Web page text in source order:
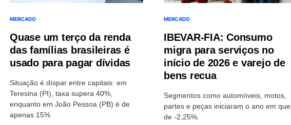
MERCADO
Quase um terço da renda
das famílias brasileiras é
usado para pagar dívidas
Situação é díspar entre capitais: em
Teresina (PI), taxa supera 40%,
enquanto em João Pessoa (PB) é de
apenas 15%
MERCADO
IBEVAR-FIA: Consumo
migra para serviços no
início de 2026 e varejo de
bens recua
Segmentos como automóveis, motos,
partes e peças iniciaram o ano em que
de -2,25%.